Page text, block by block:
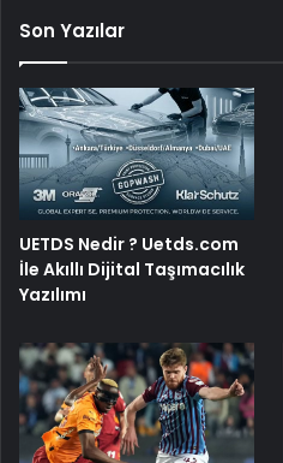
Son Yazılar
UETDS Nedir ? Uetds.com
İle Akıllı Dijital Taşımacılık
Yazılımı